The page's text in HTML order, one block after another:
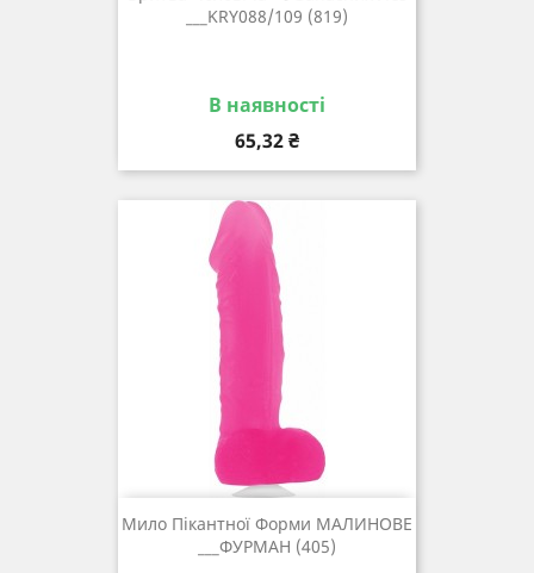
___KRY088/109 (819)
В наявності
Ціна
65,32 ₴
Мило Пікантної Форми МАЛИНОВЕ
___ФУРМАН (405)